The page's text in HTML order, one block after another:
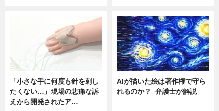
「小さな手に何度も針を刺し
たくない…」現場の悲痛な訴
えから開発されたア…
AIが描いた絵は著作権で守ら
れるのか？│弁護士が解説